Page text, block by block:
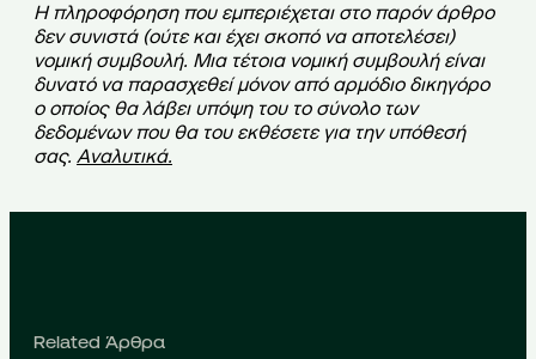
Η πληροφόρηση που εμπεριέχεται στο παρόν άρθρο
δεν συνιστά (ούτε και έχει σκοπό να αποτελέσει)
νομική συμβουλή. Μια τέτοια νομική συμβουλή είναι
δυνατό να παρασχεθεί μόνον από αρμόδιο δικηγόρο
ο οποίος θα λάβει υπόψη του το σύνολο των
δεδομένων που θα του εκθέσετε για την υπόθεσή
σας. Αναλυτικά.
Related Άρθρα